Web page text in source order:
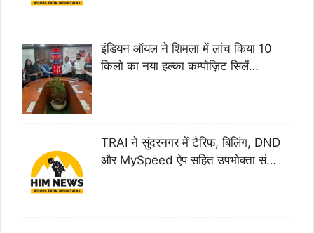
इंडियन ऑयल ने शिमला में लांच किया 10
किलो का नया हल्का कम्पोज़िट सिलें…
TRAI ने सुंदरनगर में टैरिफ, बिलिंग, DND
और MySpeed ऐप सहित उपभोक्ता सं…